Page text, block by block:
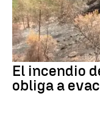
El incendio
obliga a